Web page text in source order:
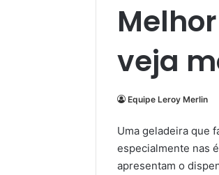
veja
Equipe Leroy Merlin
Uma geladeira que
especialmente nas
apresentam o